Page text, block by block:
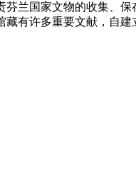
兰国家文物的收集、
有许多重要文献，自